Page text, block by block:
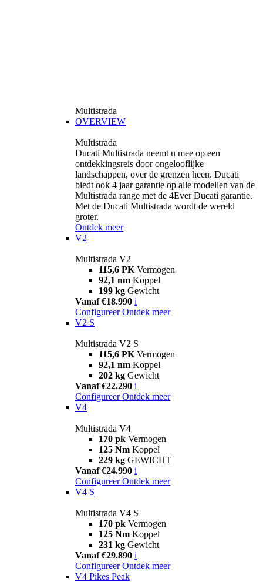
Multistrada
OVERVIEW
Multistrada
Ducati Multistrada neemt u mee op een
ontdekkingsreis door ongelooflijke
landschappen, over de grenzen heen. Ducati
biedt ook 4 jaar garantie op alle modellen van de
Multistrada range met de 4Ever Ducati garantie.
Met de Ducati Multistrada wordt de wereld
groter.
Ontdek meer
V2
Multistrada V2
115,6 PK Vermogen
92,1 nm Koppel
199 kg Gewicht
Vanaf €18.990 i
Configureer Ontdek meer
V2 S
Multistrada V2 S
115,6 PK Vermogen
92,1 nm Koppel
202 kg Gewicht
Vanaf €22.290 i
Configureer Ontdek meer
V4
Multistrada V4
170 pk Vermogen
125 Nm Koppel
229 kg GEWICHT
Vanaf €24.990 i
Configureer Ontdek meer
V4 S
Multistrada V4 S
170 pk Vermogen
125 Nm Koppel
231 kg Gewicht
Vanaf €29.890 i
Configureer Ontdek meer
V4 Pikes Peak